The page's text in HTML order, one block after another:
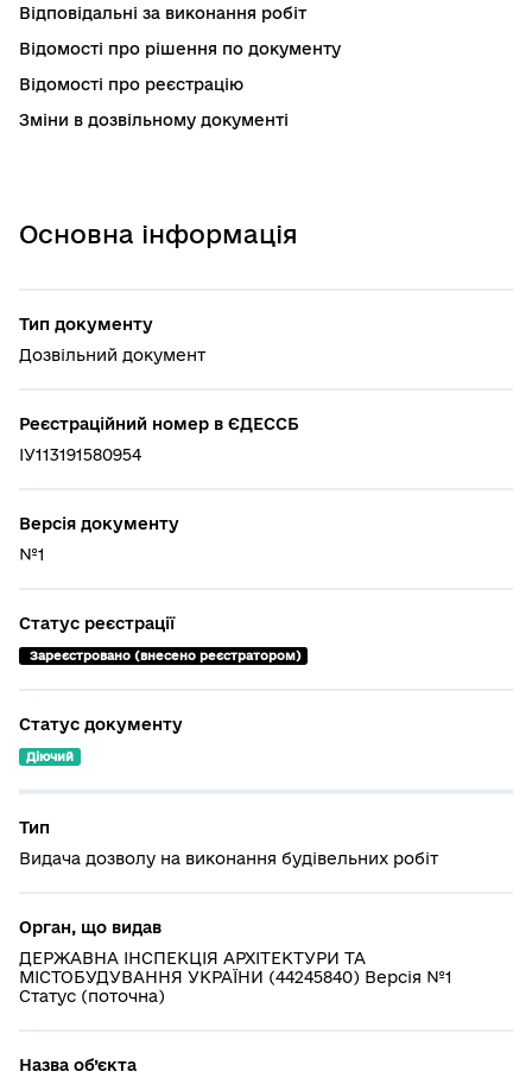
Основна інформація
Тип документу
Дозвільний документ
Реєстраційний номер в ЄДЕССБ
ІУ113191580954
Версія документу
№1
Статус реєстрації
Зареєстровано (внесено реєстратором)
Статус документу
Діючий
Тип
Видача дозволу на виконання будівельних робіт
Орган, що видав
ДЕРЖАВНА ІНСПЕКЦІЯ АРХІТЕКТУРИ ТА
МІСТОБУДУВАННЯ УКРАЇНИ (44245840) Версія №1
Статус (поточна)
Назва об’єкта
Відповідальні за виконання робіт
Відомості про рішення по документу
Відомості про реєстрацію
Зміни в дозвільному документі